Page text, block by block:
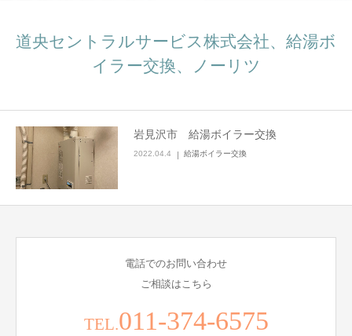
道央セントラルサービス株式会社、給湯ボ
イラー交換、ノーリツ
岩見沢市 給湯ボイラー交換
2022.04.4 給湯ボイラー交換
電話でのお問い合わせ
ご相談はこちら
TEL.011-374-6575
お問い合わせ